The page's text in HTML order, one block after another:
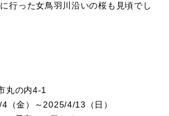
行った女鳥羽川沿いの桜も見頃でし
丸の内4-1
（金）～2025/4/13（日）